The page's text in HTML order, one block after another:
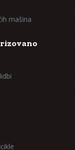
mašina